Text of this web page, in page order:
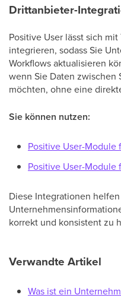
Drittanbieter-
Positive User lässt sich mit
integrieren, sodass Sie
Workflows aktualisieren
wenn Sie Daten zwischen
möchten, ohne eine
Sie können nutzen:
Positive User-Module
Positive User-Module
Diese Integrationen
korrekt und konsistent zu
Verwandte Artikel
Was ist ein